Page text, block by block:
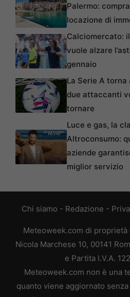
Palermo:
locazione di
Calciomercato:
vuole alzare
gennaio
La Serie A torna
due attaccanti
tornare
Luce e gas, la
Altroconsumo:
aziende
miglior servizio
Chi siamo - Redazione -
Meteoweek.com di proprietà
Nicola Marchese 10, 00141
e Partita I.V.A.
Meteoweek.com non è una
quanto viene aggiornato